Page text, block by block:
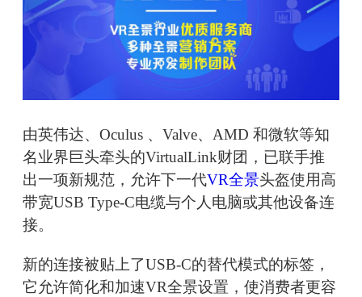
由英伟达、Oculus 、Valve、AMD 和微软等知
名业界巨头牵头的VirtualLink财团，已联手推
出一项新规范，允许下一代VR全景头盔使用高
带宽USB Type-C电缆与个人电脑或其他设备连
接。
新的连接被贴上了USB-C的替代模式的标签，
它允许简化和加速VR全景设置，使消费者更容